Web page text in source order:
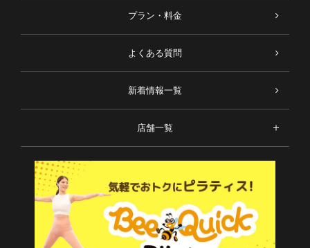
プラン・料金
よくある質問
新着情報一覧
店舗一覧